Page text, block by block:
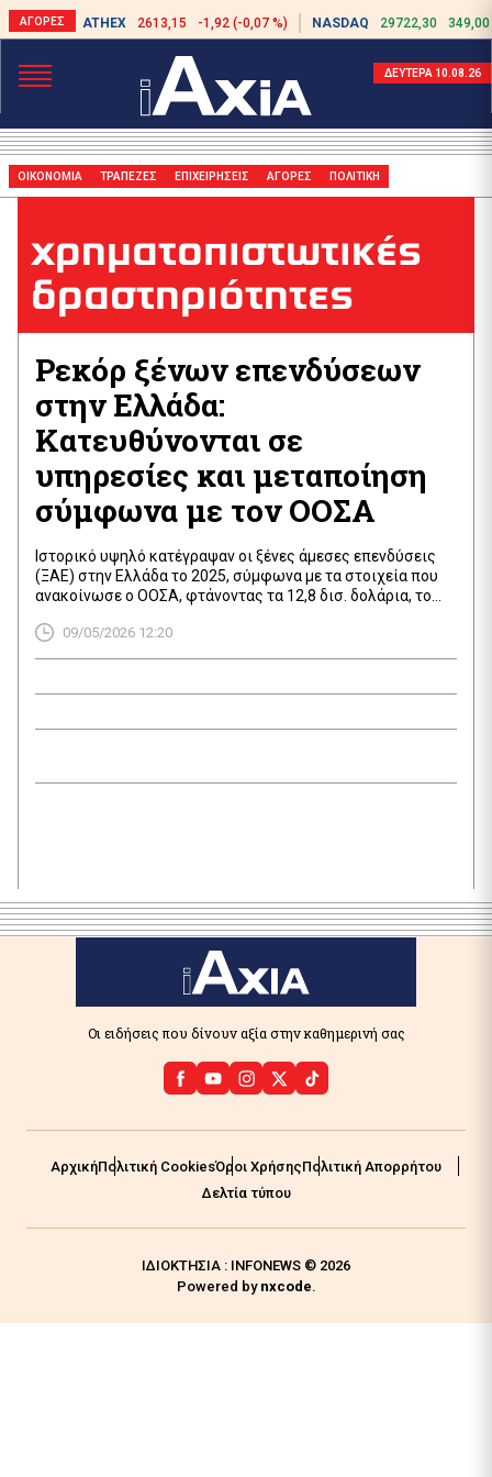
ATHEX 2613,15 -1,92 (-0,07 %) NASDAQ 29722,30 349,00
ΔΕΥΤΕΡΑ 10.08.26
ΟΙΚΟΝΟΜΙΑ ΤΡΑΠΕΖΕΣ ΕΠΙΧΕΙΡΗΣΕΙΣ ΑΓΟΡΕΣ ΠΟΛΙΤΙΚΗ
χρηματοπιστωτικές
δραστηριότητες
Ρεκόρ ξένων επενδύσεων
στην Ελλάδα:
Κατευθύνονται σε
υπηρεσίες και μεταποίηση
σύμφωνα με τον ΟΟΣΑ
Ιστορικό υψηλό κατέγραψαν οι ξένες άμεσες επενδύσεις
(ΞΑΕ) στην Ελλάδα το 2025, σύμφωνα με τα στοιχεία που
ανακοίνωσε ο ΟΟΣΑ, φτάνοντας τα 12,8 δισ. δολάρια, το
σύγκριση με το 2024, οι εισροές ξένων επενδύσεων
αυξήθηκαν κατά 69%, ενώ ξεπέρασαν κατά περισσότερο
09/05/2026 12:20
Οι ειδήσεις που δίνουν αξία στην καθημερινή σας
ΑρχικήΠολιτική CookiesΌροι ΧρήσηςΠολιτική Απορρήτου
Δελτία τύπου
ΙΔΙΟΚΤΗΣΙΑ : INFONEWS © 2026
Powered by nxcode.